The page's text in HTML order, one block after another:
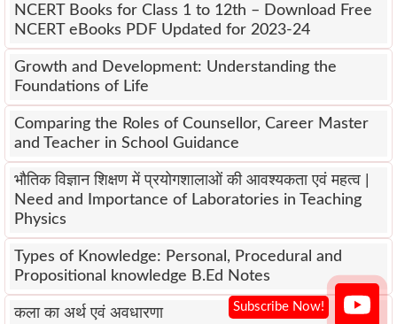
NCERT Books for Class 1 to 12th – Download Free
NCERT eBooks PDF Updated for 2023-24
Growth and Development: Understanding the
Foundations of Life
Comparing the Roles of Counsellor, Career Master
and Teacher in School Guidance
भौतिक विज्ञान शिक्षण में प्रयोगशालाओं की आवश्यकता एवं महत्व |
Need and Importance of Laboratories in Teaching
Physics
Types of Knowledge: Personal, Procedural and
Propositional knowledge B.Ed Notes
कला का अर्थ एवं अवधारणा